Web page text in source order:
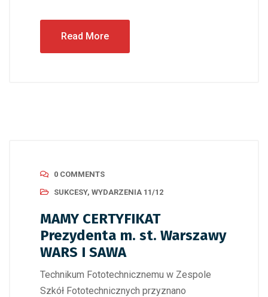
Read More
0 COMMENTS
SUKCESY, WYDARZENIA 11/12
MAMY CERTYFIKAT
Prezydenta m. st. Warszawy
WARS I SAWA
Technikum Fototechnicznemu w Zespole
Szkół Fototechnicznych przyznano